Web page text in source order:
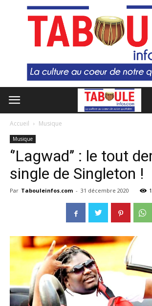
Accueil Musique
Musique
‘’Lagwad’’ : le tout
single de Singleton !
Par Tabouleinfos.com - 31 décembre 2020